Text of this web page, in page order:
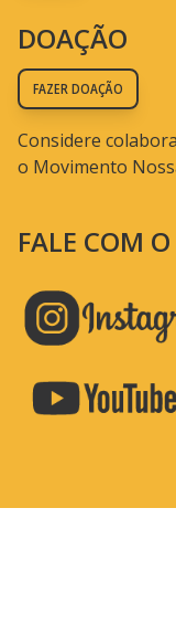
DOAÇÃO
FAZER DOAÇÃO
Considere
o Movimento
FALE COM